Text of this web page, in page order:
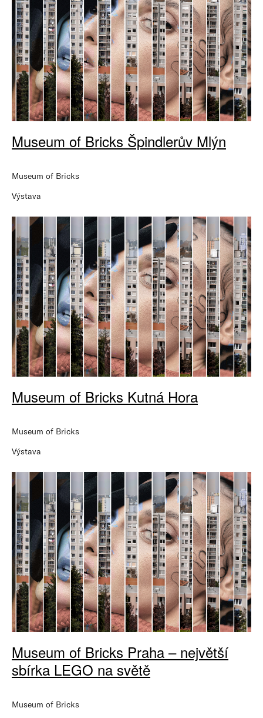
Museum of Bricks Špindlerův Mlýn
Museum of Bricks
Výstava
Museum of Bricks Kutná Hora
Museum of Bricks
Výstava
Museum of Bricks Praha – největší
sbírka LEGO na světě
Museum of Bricks